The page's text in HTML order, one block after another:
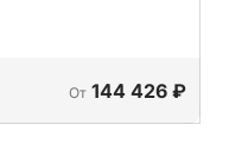
От 144 426 ₽